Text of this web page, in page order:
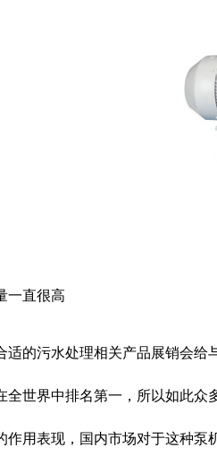
直很高
污水处理相关产品展销会给
全世界中排名第一，所以如此
作用表现，国内市场对于这种